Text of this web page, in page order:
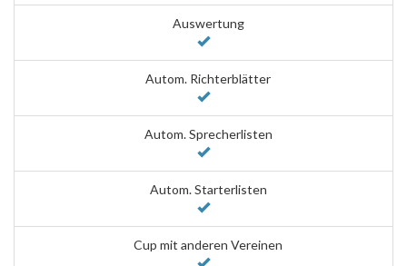
Auswertung
Autom. Richterblätter
Autom. Sprecherlisten
Autom. Starterlisten
Cup mit anderen Vereinen